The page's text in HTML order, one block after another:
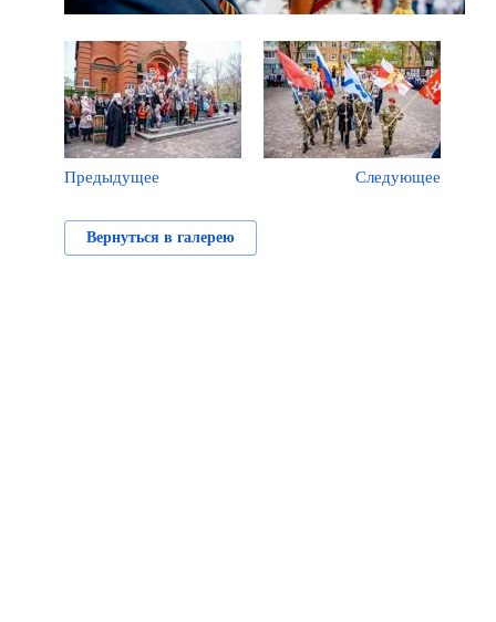
Предыдущее Следующее
Вернуться в галерею